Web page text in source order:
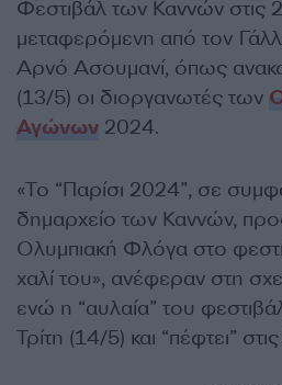
Φεστιβάλ των Καννών στις
μεταφερόμενη από τον
Αρνό Ασουμανί, όπως
(13/5) οι διοργανωτές των
Αγώνων 2024.
«Το “Παρίσι 2024”, σε
δημαρχείο των Καννών,
Ολυμπιακή Φλόγα στο
χαλί του», ανέφεραν στη
ενώ η “αυλαία” του
Τρίτη (14/5) και “πέφτει”